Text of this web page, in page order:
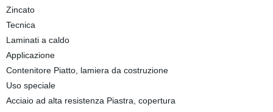
Zincato
Tecnica
Laminati a caldo
Applicazione
Contenitore Piatto, lamiera da costruzione
Uso speciale
Acciaio ad alta resistenza Piastra, copertura